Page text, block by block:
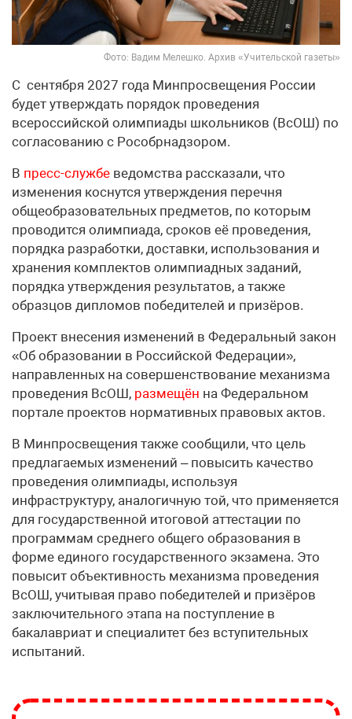
Фото: Вадим Мелешко. Архив «Учительской газеты»
С сентября 2027 года Минпросвещения России
будет утверждать порядок проведения
всероссийской олимпиады школьников (ВсОШ) по
согласованию с Рособрнадзором.
В пресс-службе ведомства рассказали, что
изменения коснутся утверждения перечня
общеобразовательных предметов, по которым
проводится олимпиада, сроков её проведения,
порядка разработки, доставки, использования и
хранения комплектов олимпиадных заданий,
порядка утверждения результатов, а также
образцов дипломов победителей и призёров.
Проект внесения изменений в Федеральный закон
«Об образовании в Российской Федерации»,
направленных на совершенствование механизма
проведения ВсОШ, размещён на Федеральном
портале проектов нормативных правовых актов.
В Минпросвещения также сообщили, что цель
предлагаемых изменений – повысить качество
проведения олимпиады, используя
инфраструктуру, аналогичную той, что применяется
для государственной итоговой аттестации по
программам среднего общего образования в
форме единого государственного экзамена. Это
повысит объективность механизма проведения
ВсОШ, учитывая право победителей и призёров
заключительного этапа на поступление в
бакалавриат и специалитет без вступительных
испытаний.